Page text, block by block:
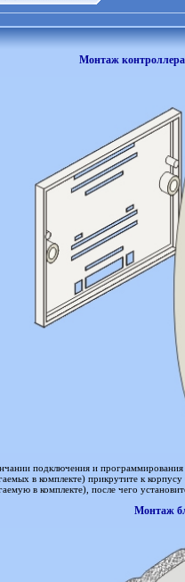
Монтаж
подключения и
в комплекте) прикрутите к
в комплекте), после чего
Монтаж